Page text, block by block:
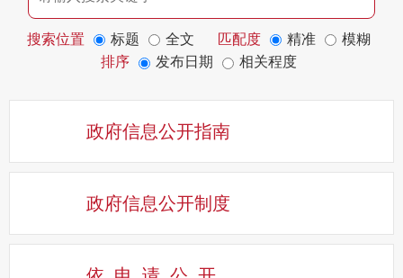
搜索位置 标题 全文 匹配度 精准
模糊
排序
发布日期 相关程度
政府信息公开指南
政府信息公开制度